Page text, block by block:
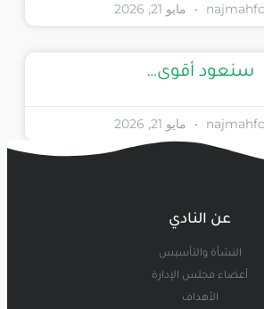
مايو 21, 2026
سنعود أقوى…
مايو 21, 2026
عن النادي
النشأة والتأسيس
أعضاء مجلس الإدارة
الأهداف